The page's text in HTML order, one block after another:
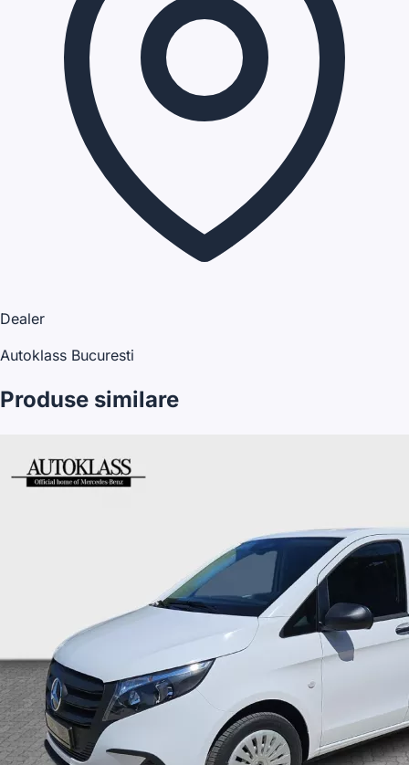
Dealer
Autoklass Bucuresti
Produse similare